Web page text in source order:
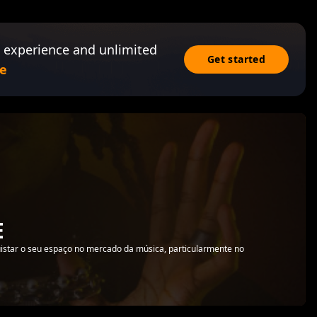
and unlimited
Get started
o seu espaço no mercado da música, particularmente no